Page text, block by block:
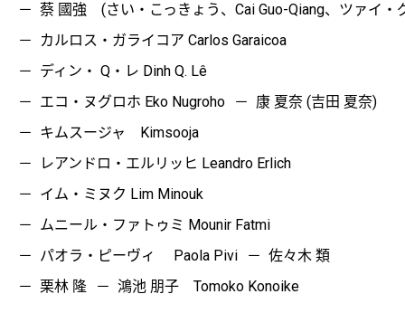
蔡 國強 (さい・こっきょう、Cai Guo-Qiang、ツァイ・
カルロス・ガライコア Carlos Garaicoa
ディン・ Q・レ Dinh Q. Lê
エコ・ヌグロホ Eko Nugroho
康 夏奈 (吉田 夏奈)
キムスージャ Kimsooja
レアンドロ・エルリッヒ Leandro Erlich
イム・ミヌク Lim Minouk
ムニール・ファトゥミ Mounir Fatmi
パオラ・ピーヴィ Paola Pivi
佐々木 類
栗林 隆
鴻池 朋子 Tomoko Konoike